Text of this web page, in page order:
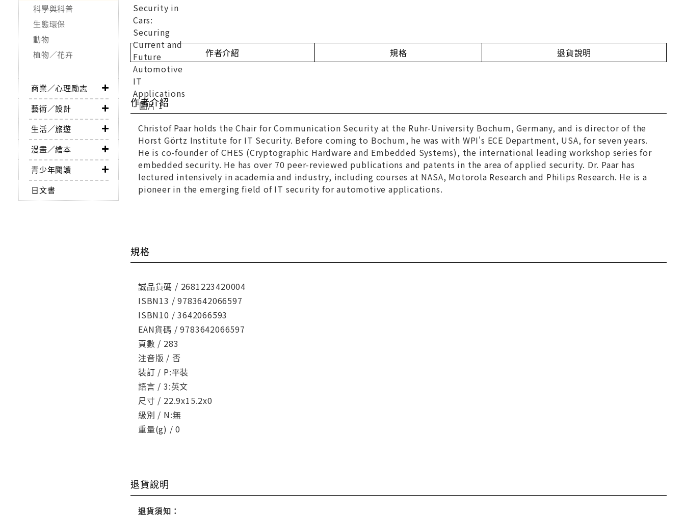
科學與科普
生態環保
動物
植物／花卉
商業／心理勵志
藝術／設計
生活／旅遊
漫畫／繪本
青少年閱讀
日文書
作者介紹 規格 退貨說明
作者介紹
Christof Paar holds the Chair for Communication Security at the Ruhr-University Bochum, Germany, and is director of the
Horst Görtz Institute for IT Security. Before coming to Bochum, he was with WPI's ECE Department, USA, for seven years.
He is co-founder of CHES (Cryptographic Hardware and Embedded Systems), the international leading workshop series for
embedded security. He has over 70 peer-reviewed publications and patents in the area of applied security. Dr. Paar has
lectured intensively in academia and industry, including courses at NASA, Motorola Research and Philips Research. He is a
pioneer in the emerging field of IT security for automotive applications.
規格
誠品貨碼 / 2681223420004
ISBN13 / 9783642066597
ISBN10 / 3642066593
EAN貨碼 / 9783642066597
頁數 / 283
注音版 / 否
裝訂 / P:平裝
語言 / 3:英文
尺寸 / 22.9x15.2x0
級別 / N:無
重量(g) / 0
退貨說明
退貨須知：